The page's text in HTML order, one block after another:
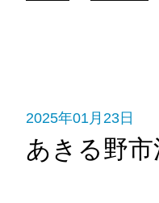
2025年01月23日
あきる野市